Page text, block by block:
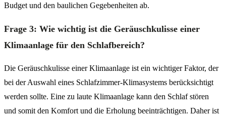
Budget und den baulichen Gegebenheiten ab.
Frage 3: Wie wichtig ist die Geräuschkulisse einer
Klimaanlage für den Schlafbereich?
Die Geräuschkulisse einer Klimaanlage ist ein wichtiger Faktor, der
bei der Auswahl eines Schlafzimmer-Klimasystems berücksichtigt
werden sollte. Eine zu laute Klimaanlage kann den Schlaf stören
und somit den Komfort und die Erholung beeinträchtigen. Daher ist